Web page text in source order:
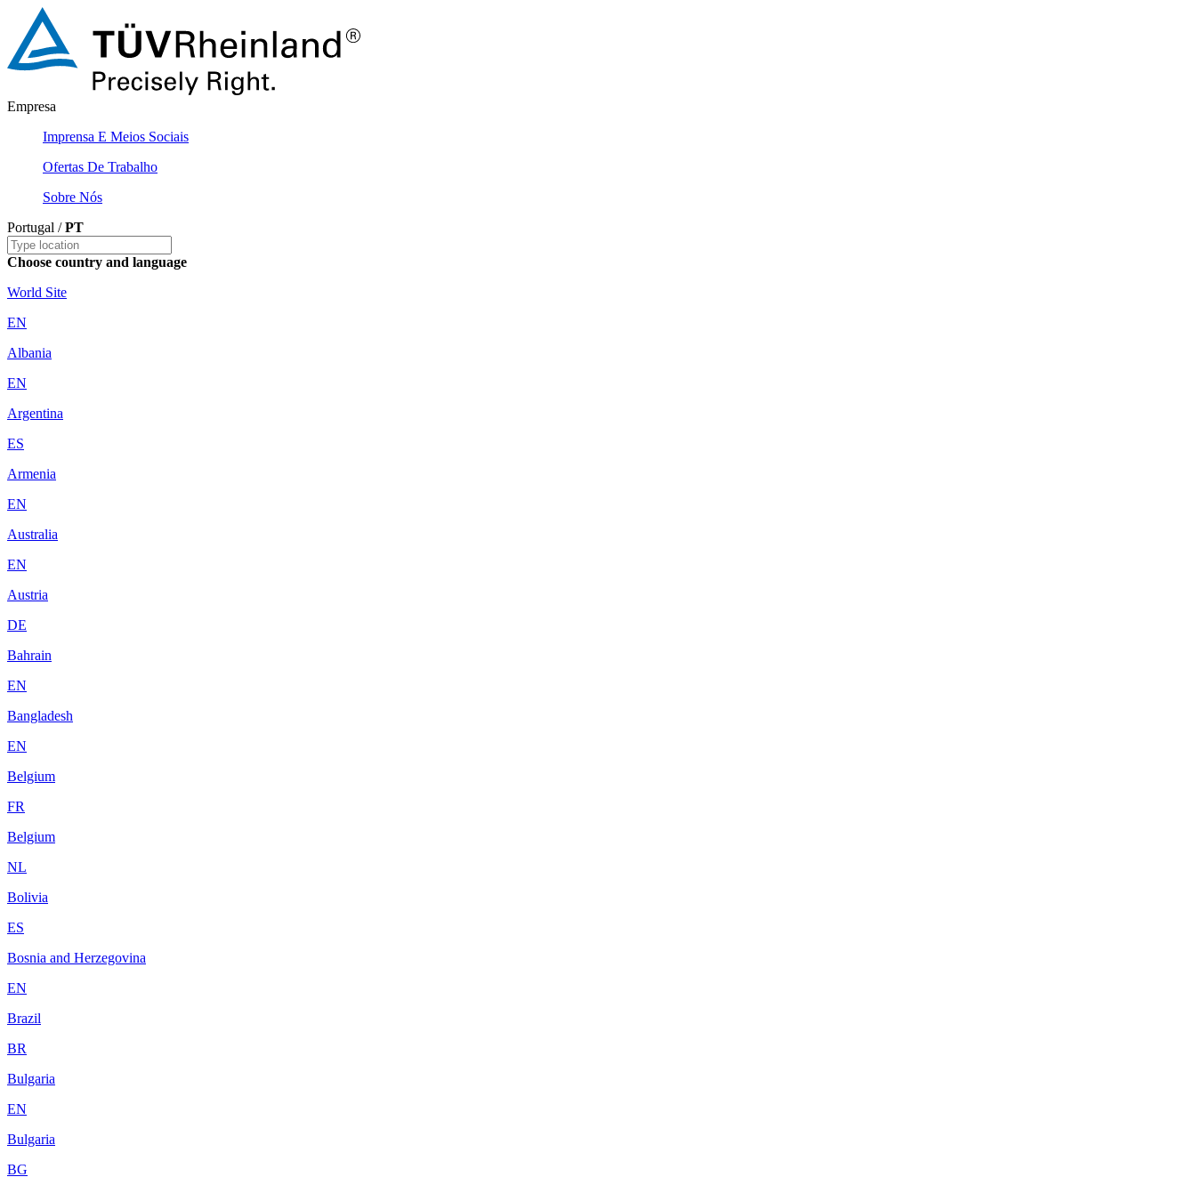
Empresa
Imprensa E Meios Sociais
Ofertas De Trabalho
Sobre Nós
Portugal /PT
Choose country and language
World Site
EN
Albania
EN
Argentina
ES
Armenia
EN
Australia
EN
Austria
DE
Bahrain
EN
Bangladesh
EN
Belgium
FR
Belgium
NL
Bolivia
ES
Bosnia and Herzegovina
EN
Brazil
BR
Bulgaria
EN
Bulgaria
BG